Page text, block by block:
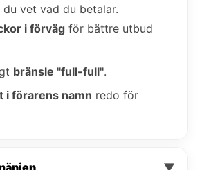
vet vad du betalar.
i förväg för bättre utbud
bränsle "full-full".
i förarens namn redo för
▼